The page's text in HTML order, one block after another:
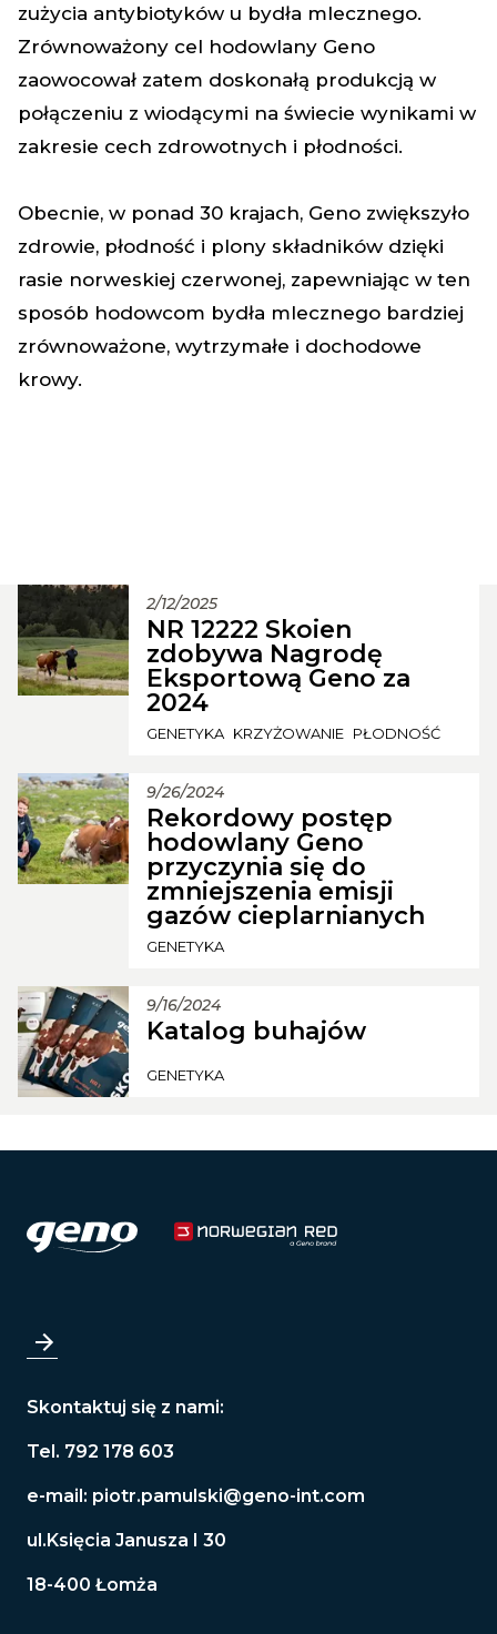
zużycia antybiotyków u bydła mlecznego.
Zrównoważony cel hodowlany Geno
zaowocował zatem doskonałą produkcją w
połączeniu z wiodącymi na świecie wynikami w
zakresie cech zdrowotnych i płodności.
Obecnie, w ponad 30 krajach, Geno zwiększyło
zdrowie, płodność i plony składników dzięki
rasie norweskiej czerwonej, zapewniając w ten
sposób hodowcom bydła mlecznego bardziej
zrównoważone, wytrzymałe i dochodowe
krowy.
2/12/2025
NR 12222 Skoien
zdobywa Nagrodę
Eksportową Geno za
2024
GENETYKA KRZYŻOWANIE PŁODNOŚĆ
9/26/2024
Rekordowy postęp
hodowlany Geno
przyczynia się do
zmniejszenia emisji
gazów cieplarnianych
GENETYKA
9/16/2024
Katalog buhajów
GENETYKA
Skontaktuj się z nami:
Tel. 792 178 603
e-mail: piotr.pamulski@geno-int.com
ul.Księcia Janusza I 30
18-400 Łomża